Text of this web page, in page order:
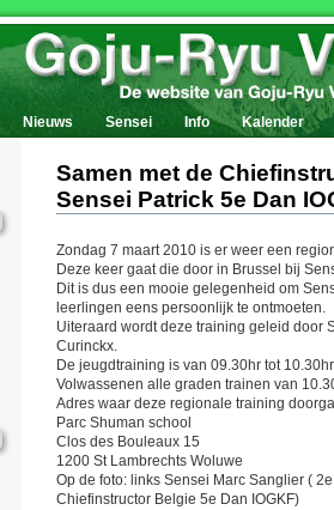
Nieuws Sensei Info Kalender
Samen met de
Sensei Patrick 5e Dan
Zondag 7 maart 2010 is er weer een
Deze keer gaat die door in Brussel bij
Dit is dus een mooie gelegenheid om
leerlingen eens persoonlijk te ontmoeten.
Uiteraard wordt deze training geleid door
Curinckx.
De jeugdtraining is van 09.30hr tot 10.30hr
Volwassenen alle graden trainen van
Adres waar deze regionale training
Parc Shuman school
Clos des Bouleaux 15
1200 St Lambrechts Woluwe
Op de foto: links Sensei Marc Sanglier (
Chiefinstructor Belgie 5e Dan IOGKF)